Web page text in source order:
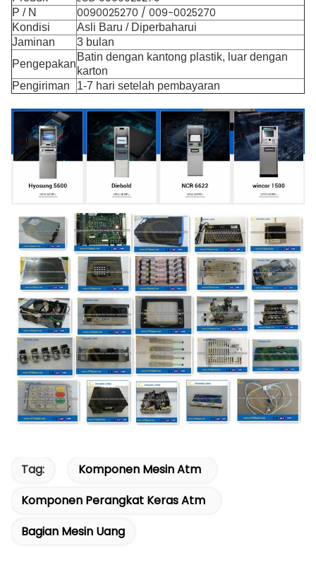
P / N 0090025270 / 009-0025270
Kondisi
Asli Baru / Diperbaharui
Jaminan
3 bulan
Pengepakan
Batin dengan kantong plastik, luar dengan
karton
Pengiriman
1-7 hari setelah pembayaran
Tag:
Komponen Mesin Atm
Komponen Perangkat Keras Atm
Bagian Mesin Uang